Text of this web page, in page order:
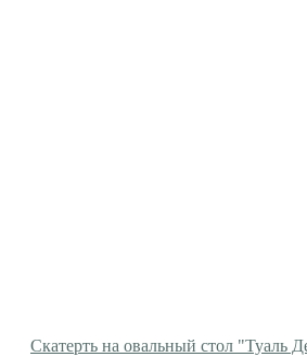
Скатерть на овальный стол "Туаль